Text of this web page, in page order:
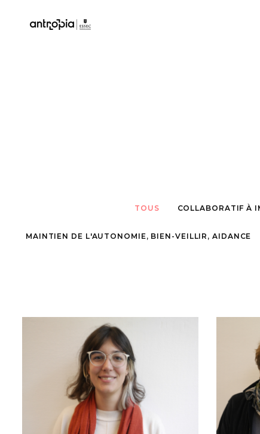
TOUS COLLABORATIF À
MAINTIEN DE L'AUTONOMIE, BIEN-VEILLIR, AIDANCE